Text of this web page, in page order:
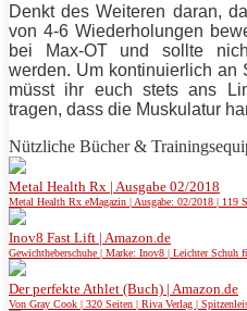
Denkt des Weiteren daran,
von 4-6 Wiederholungen
bei Max-OT und sollte
werden. Um kontinuierlich an
müsst ihr euch stets ans
tragen, dass die Muskulatur
Nützliche Bücher &
Metal Health Rx | Ausgabe 02/2018
Metal Health Rx eMagazin | Ausgabe: 02/2018 | 119
Inov8 Fast Lift | Amazon.de
Gewichtheberschuhe | Marke: Inov8 | Leichter
Der perfekte Athlet (Buch) | Amazon.de
Von Gray Cook | 320 Seiten | Riva Verlag |